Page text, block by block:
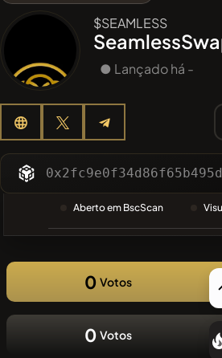
🔎
$SEAMLESS
● Lançado há -
Aberto em BscScan
0 Votos
0 Votos